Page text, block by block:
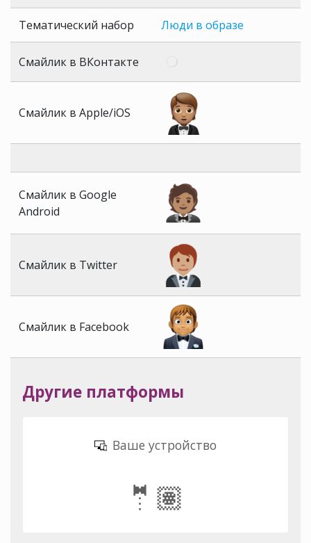
Тематический набор Люди в образе
Смайлик в ВКонтакте
Смайлик в Apple/iOS
Смайлик в Google
Android
Смайлик в Twitter
Смайлик в Facebook
Другие платформы
Ваше устройство
🤵🏽